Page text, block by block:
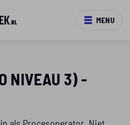
MENU
NIVEAU 3) -